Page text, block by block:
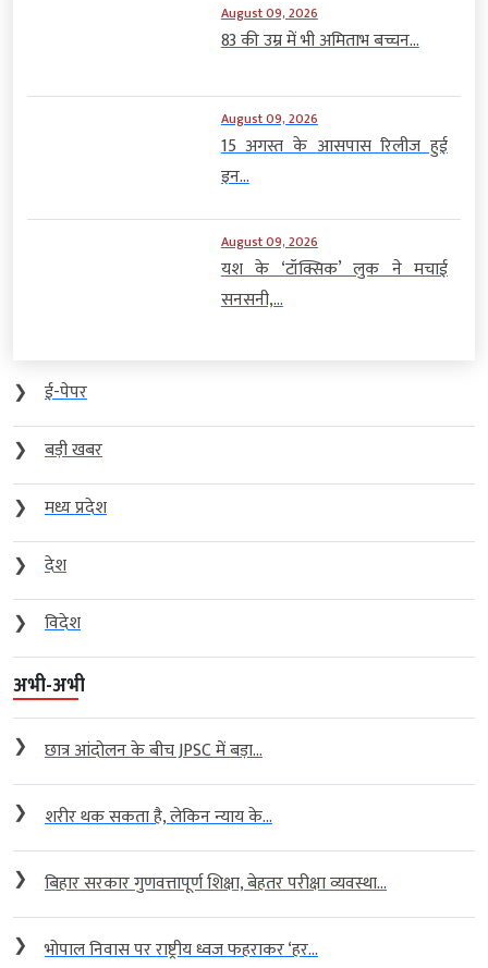
August 09, 2026
83 की उम्र में भी अमिताभ बच्चन...
August 09, 2026
15 अगस्त के आसपास रिलीज हुई
इन...
August 09, 2026
यश के ‘टॉक्सिक’ लुक ने मचाई
सनसनी,...
❯
ई-पेपर
❯
बड़ी खबर
❯
मध्य प्रदेश
❯
देश
❯
विदेश
अभी-अभी
❯ छात्र आंदोलन के बीच JPSC में बड़ा...
❯ शरीर थक सकता है, लेकिन न्याय के...
❯ बिहार सरकार गुणवत्तापूर्ण शिक्षा, बेहतर परीक्षा व्यवस्था...
❯ भोपाल निवास पर राष्ट्रीय ध्वज फहराकर ‘हर...